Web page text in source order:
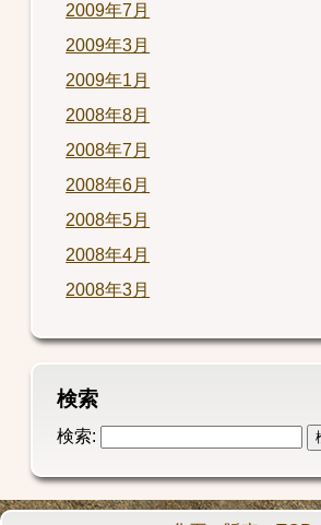
2009年7月
2009年3月
2009年1月
2008年8月
2008年7月
2008年6月
2008年5月
2008年4月
2008年3月
検索
検索: